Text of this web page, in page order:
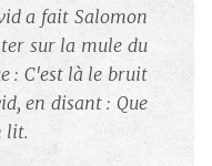
a fait Salomon
sur la mule du
: C'est là le bruit
en disant : Que
lit.